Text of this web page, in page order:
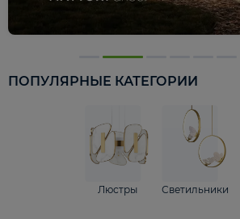
ПОПУЛЯРНЫЕ КАТЕГОРИИ
Люстры Светильники